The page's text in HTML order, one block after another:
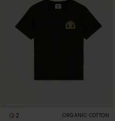
2 ORGANIC COTTON